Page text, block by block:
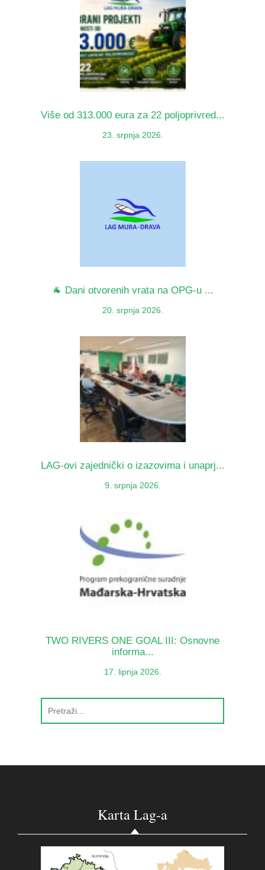
Više od 313.000 eura za 22 poljoprivred...
23. srpnja 2026.
🐐 Dani otvorenih vrata na OPG-u ...
20. srpnja 2026.
LAG-ovi zajednički o izazovima i unaprj...
9. srpnja 2026.
TWO RIVERS ONE GOAL III: Osnovne
informa...
17. lipnja 2026.
Karta Lag-a